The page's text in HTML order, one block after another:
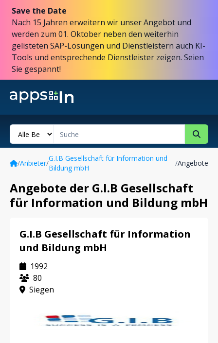
Save the Date
Nach 15 Jahren erweitern wir unser Angebot und
werden zum 01. Oktober neben den weiterhin
gelisteten SAP-Lösungen und Dienstleistern auch KI-
Tools und entsprechende Dienstleister zeigen. Seien
Sie gespannt!
/Anbieter/
G.I.B Gesellschaft für Information und
Bildung mbH
/Angebote
Angebote der G.I.B Gesellschaft
für Information und Bildung mbH
G.I.B Gesellschaft für Information
und Bildung mbH
1992
80
Siegen